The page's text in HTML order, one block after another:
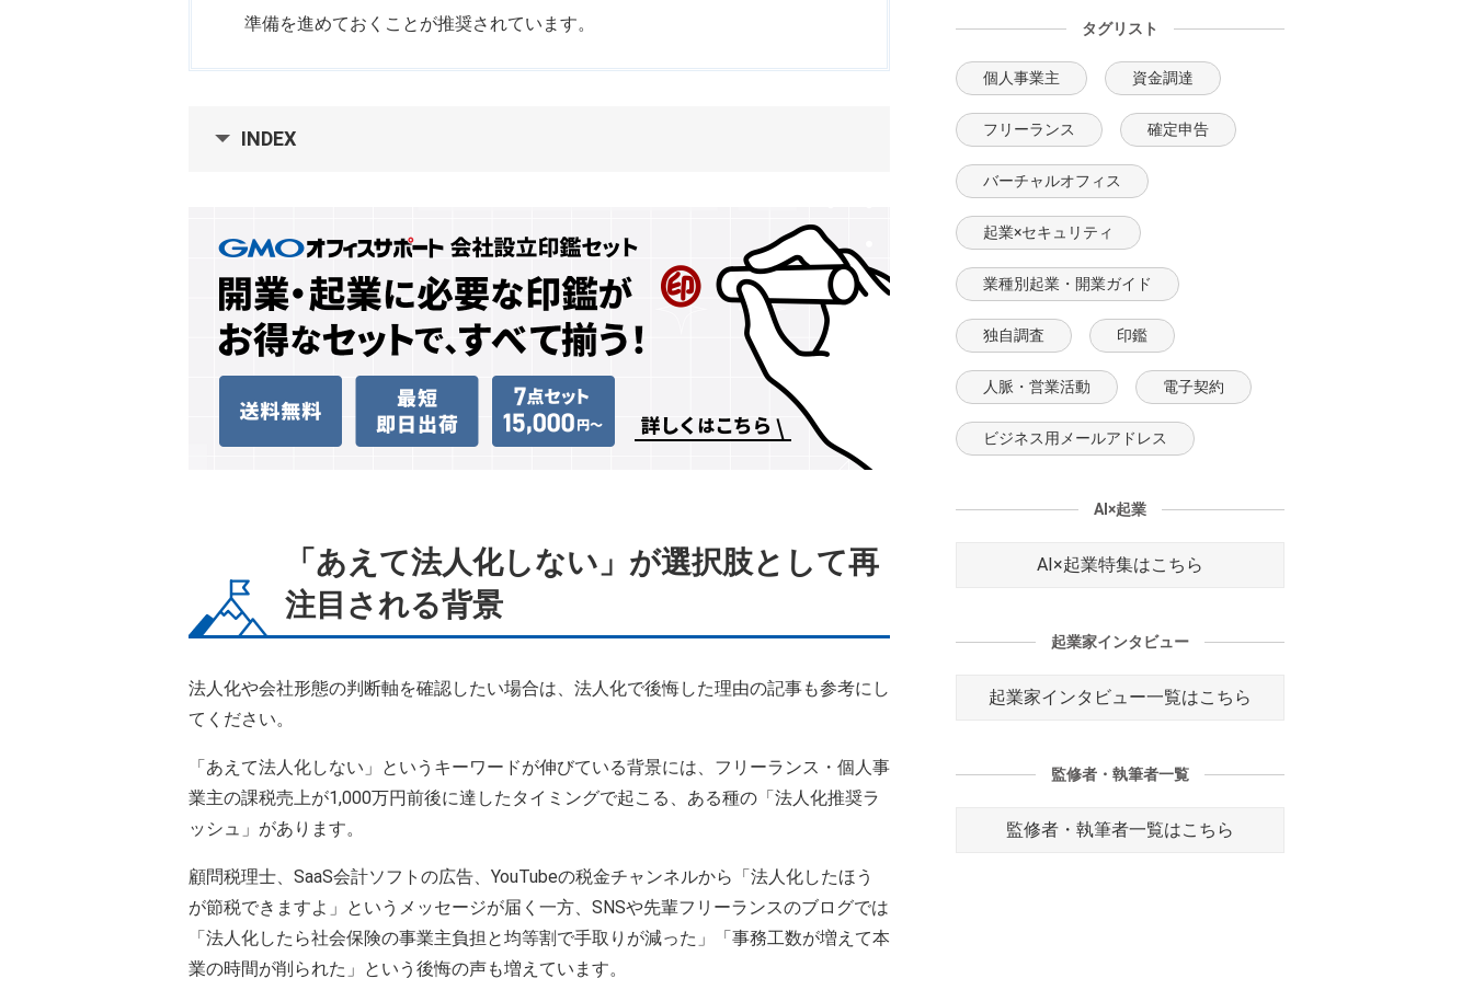
準備を進めておくことが推奨されています。
INDEX
「あえて法人化しない」が選択肢として再
注目される背景
法人化や会社形態の判断軸を確認したい場合は、 法人化で後悔した理由の記事も参考にし
てください。
「あえて法人化しない」というキーワードが伸びている背景には、フリーランス・個人事
業主の課税売上が1,000万円前後に達したタイミングで起こる、ある種の「法人化推奨ラ
ッシュ」があります。
顧問税理士、SaaS会計ソフトの広告、YouTubeの税金チャンネルから「法人化したほう
が節税できますよ」というメッセージが届く一方、SNSや先輩フリーランスのブログでは
「法人化したら社会保険の事業主負担と均等割で手取りが減った」「事務工数が増えて本
業の時間が削られた」という後悔の声も増えています。
タグリスト
個人事業主 資金調達
フリーランス 確定申告
バーチャルオフィス
起業×セキュリティ
業種別起業・開業ガイド
独自調査 印鑑
人脈・営業活動 電子契約
ビジネス用メールアドレス
AI×起業
AI×起業特集はこちら
起業家インタビュー
起業家インタビュー一覧はこちら
監修者・執筆者一覧
監修者・執筆者一覧はこちら